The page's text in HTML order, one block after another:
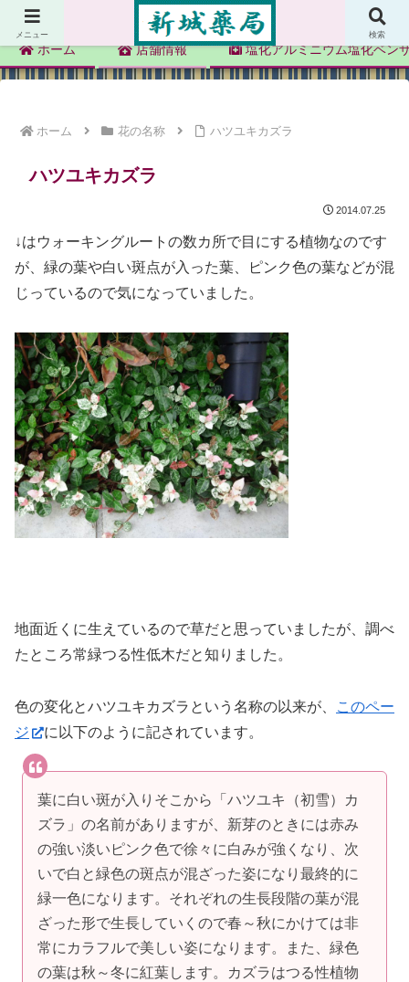
新城薬局
ホーム 店舗情報 塩化アルミニウム塩化ベン
ホーム 花の名称 ハツユキカズラ
ハツユキカズラ
2014.07.25
↓はウォーキングルートの数カ所で目にする植物なのです
が、緑の葉や白い斑点が入った葉、ピンク色の葉などが混
じっているので気になっていました。
地面近くに生えているので草だと思っていましたが、調べ
たところ常緑つる性低木だと知りました。
色の変化とハツユキカズラという名称の以来が、
このペー
ジ
に以下のように記されています。
葉に白い斑が入りそこから「ハツユキ（初雪）カ
ズラ」の名前がありますが、新芽のときには赤み
の強い淡いピンク色で徐々に白みが強くなり、次
いで白と緑色の斑点が混ざった姿になり最終的に
緑一色になります。それぞれの生長段階の葉が混
ざった形で生長していくので春～秋にかけては非
常にカラフルで美しい姿になります。また、緑色
の葉は秋～冬に紅葉します。カズラはつる性植物
メニュー 検索